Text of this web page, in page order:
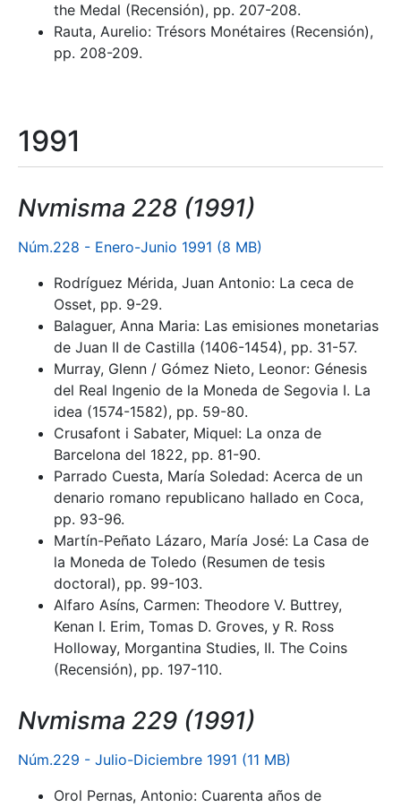
the Medal (Recensión), pp. 207-208.
Rauta, Aurelio: Trésors Monétaires (Recensión),
pp. 208-209.
1991
Nvmisma 228 (1991)
Núm.228 - Enero-Junio 1991 (8 MB)
Rodríguez Mérida, Juan Antonio: La ceca de
Osset, pp. 9-29.
Balaguer, Anna Maria: Las emisiones monetarias
de Juan II de Castilla (1406-1454), pp. 31-57.
Murray, Glenn / Gómez Nieto, Leonor: Génesis
del Real Ingenio de la Moneda de Segovia I. La
idea (1574-1582), pp. 59-80.
Crusafont i Sabater, Miquel: La onza de
Barcelona del 1822, pp. 81-90.
Parrado Cuesta, María Soledad: Acerca de un
denario romano republicano hallado en Coca,
pp. 93-96.
Martín-Peñato Lázaro, María José: La Casa de
la Moneda de Toledo (Resumen de tesis
doctoral), pp. 99-103.
Alfaro Asíns, Carmen: Theodore V. Buttrey,
Kenan I. Erim, Tomas D. Groves, y R. Ross
Holloway, Morgantina Studies, II. The Coins
(Recensión), pp. 197-110.
Nvmisma 229 (1991)
Núm.229 - Julio-Diciembre 1991 (11 MB)
Orol Pernas, Antonio: Cuarenta años de